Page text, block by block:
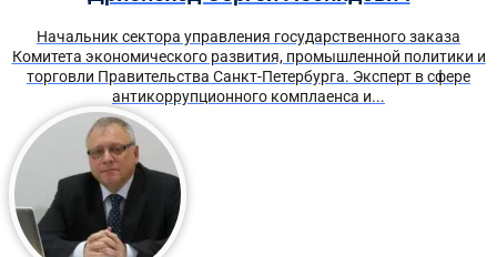
Начальник сектора управления государственного заказа
Комитета экономического развития, промышленной политики и
торговли Правительства Санкт-Петербурга. Эксперт в сфере
антикоррупционного комплаенса и...